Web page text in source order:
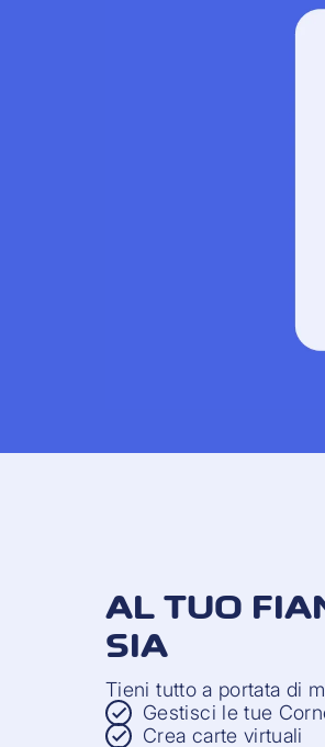
AL TUO
SIA
Tieni tutto a portata di
Gestisci le tue
Crea carte virtuali